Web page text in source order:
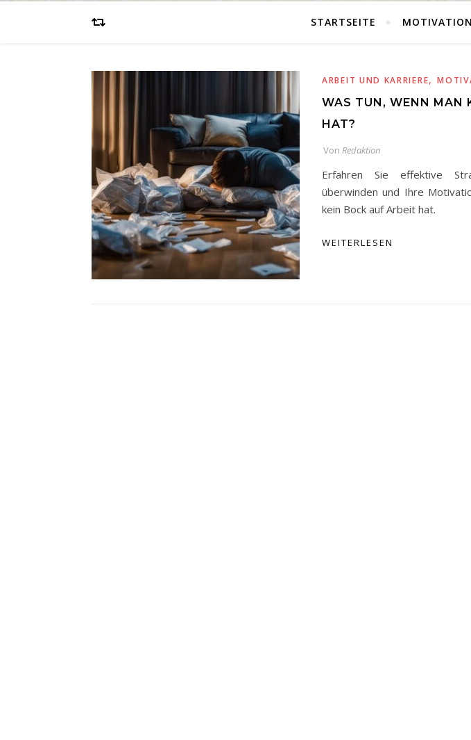
STARTSEITE MOTIVATION
ARBEIT UND KARRIERE,
WAS TUN, WENN MAN
HAT?
Von Redaktion
Erfahren Sie effektive
überwinden und Ihre
kein Bock auf Arbeit hat.
WEITERLESEN